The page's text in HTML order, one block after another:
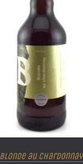
Blonde au Chardonnay